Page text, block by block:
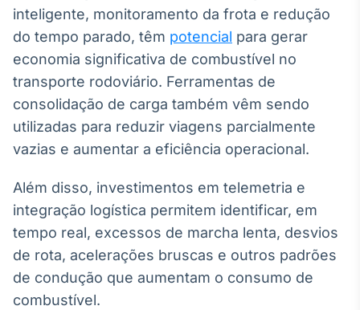
Investimentos
Em breve
Tokenização
de ativos
Em breve
Crédito
Em breve
inteligente, monitoramento da frota e redução
do tempo parado, têm potencial para gerar
economia significativa de combustível no
transporte rodoviário. Ferramentas de
consolidação de carga também vêm sendo
utilizadas para reduzir viagens parcialmente
vazias e aumentar a eficiência operacional.
Além disso, investimentos em telemetria e
integração logística permitem identificar, em
tempo real, excessos de marcha lenta, desvios
de rota, acelerações bruscas e outros padrões
de condução que aumentam o consumo de
combustível.